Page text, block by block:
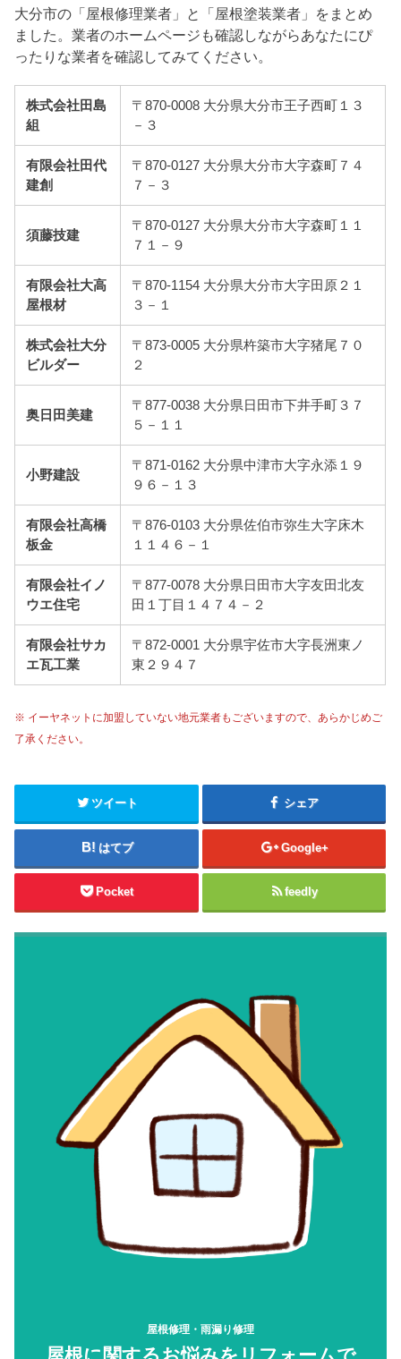
大分市の「屋根修理業者」と「屋根塗装業者」をまとめ
ました。業者のホームページも確認しながらあなたにぴ
ったりな業者を確認してみてください。
株式会社田島
組
〒870-0008 大分県大分市王子西町１３
－３
有限会社田代
建創
〒870-0127 大分県大分市大字森町７４
７－３
須藤技建
〒870-0127 大分県大分市大字森町１１
７１－９
有限会社大高
屋根材
〒870-1154 大分県大分市大字田原２１
３－１
株式会社大分
ビルダー
〒873-0005 大分県杵築市大字猪尾７０
２
奥日田美建
〒877-0038 大分県日田市下井手町３７
５－１１
小野建設
〒871-0162 大分県中津市大字永添１９
９６－１３
有限会社高橋
板金
〒876-0103 大分県佐伯市弥生大字床木
１１４６－１
有限会社イノ
ウエ住宅
〒877-0078 大分県日田市大字友田北友
田１丁目１４７４－２
有限会社サカ
エ瓦工業
〒872-0001 大分県宇佐市大字長洲東ノ
東２９４７
※ イーヤネットに加盟していない地元業者もございますので、あらかじめご
了承ください。
ツイート シェア
はてブ Google+
Pocket feedly
屋根修理・雨漏り修理